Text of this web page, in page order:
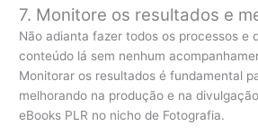
7. Monitore os resultados e
Não adianta fazer todos os processos e
conteúdo lá sem nenhum
Monitorar os resultados é fundamental
melhorando na produção e na
eBooks PLR no nicho de Fotografia.